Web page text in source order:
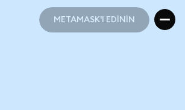
METAMASK'I EDİNİN